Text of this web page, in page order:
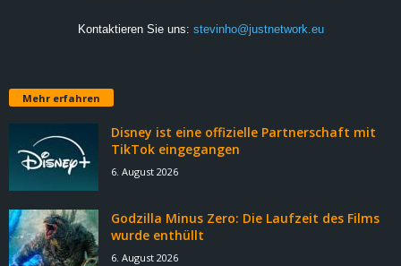
Kontaktieren Sie uns: stevinho@justnetwork.eu
Mehr erfahren
Disney ist eine offizielle Partnerschaft mit
TikTok eingegangen
6. August 2026
Godzilla Minus Zero: Die Laufzeit des Films
wurde enthüllt
6. August 2026